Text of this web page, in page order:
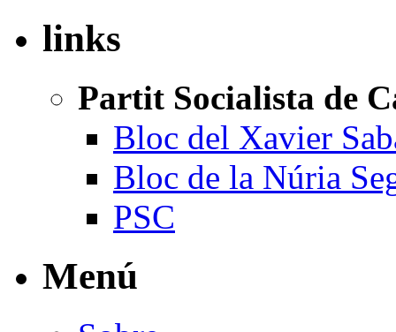
links
Partit Socialista de
Bloc del Xavier
Bloc de la Núria
PSC
Menú